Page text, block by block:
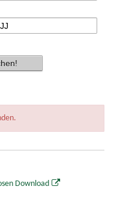
Download